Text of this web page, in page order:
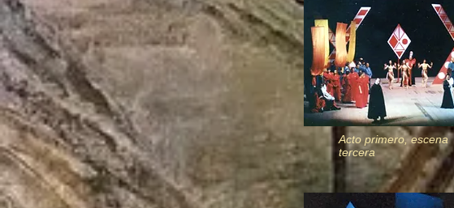
Acto primero, escena
tercera